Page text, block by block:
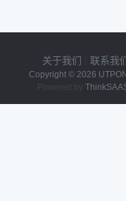
关于我们 联系我
Copyright © 2026
Powered by